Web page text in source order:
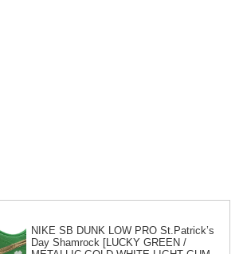
NIKE SB DUNK LOW PRO St.Patrick’s
Day Shamrock [LUCKY GREEN /